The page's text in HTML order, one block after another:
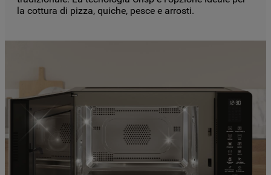
la cottura di pizza, quiche, pesce e arrosti.
specifico le tue preferenze.